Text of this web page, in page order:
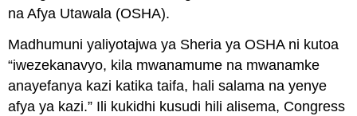
na Afya Utawala (OSHA).
Madhumuni yaliyotajwa ya Sheria ya OSHA ni kutoa
“iwezekanavyo, kila mwanamume na mwanamke
anayefanya kazi katika taifa, hali salama na yenye
afya ya kazi.” Ili kukidhi kusudi hili alisema, Congress